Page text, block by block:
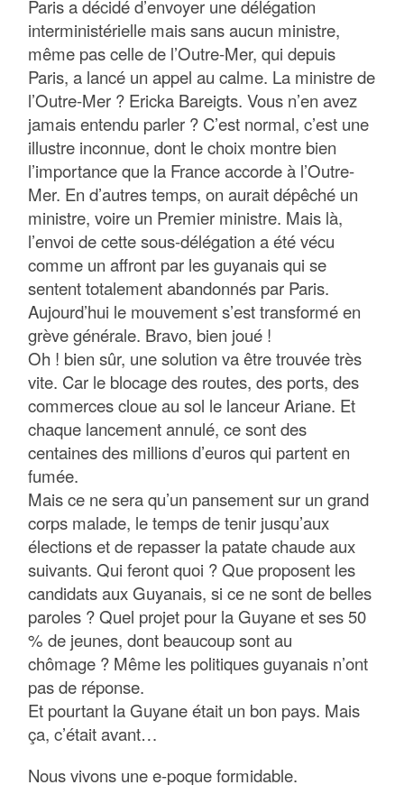
Paris a décidé d’envoyer une délégation
interministérielle mais sans aucun ministre,
même pas celle de l’Outre-Mer, qui depuis
Paris, a lancé un appel au calme. La ministre de
l’Outre-Mer ? Ericka Bareigts. Vous n’en avez
jamais entendu parler ? C’est normal, c’est une
illustre inconnue, dont le choix montre bien
l’importance que la France accorde à l’Outre-
Mer. En d’autres temps, on aurait dépêché un
ministre, voire un Premier ministre. Mais là,
l’envoi de cette sous-délégation a été vécu
comme un affront par les guyanais qui se
sentent totalement abandonnés par Paris.
Aujourd’hui le mouvement s’est transformé en
grève générale. Bravo, bien joué !
Oh ! bien sûr, une solution va être trouvée très
vite. Car le blocage des routes, des ports, des
commerces cloue au sol le lanceur Ariane. Et
chaque lancement annulé, ce sont des
centaines des millions d’euros qui partent en
fumée.
Mais ce ne sera qu’un pansement sur un grand
corps malade, le temps de tenir jusqu’aux
élections et de repasser la patate chaude aux
suivants. Qui feront quoi ? Que proposent les
candidats aux Guyanais, si ce ne sont de belles
paroles ? Quel projet pour la Guyane et ses 50
% de jeunes, dont beaucoup sont au
chômage ? Même les politiques guyanais n’ont
pas de réponse.
Et pourtant la Guyane était un bon pays. Mais
ça, c’était avant…
Nous vivons une e-poque formidable.